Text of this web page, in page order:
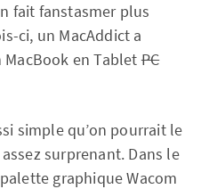
fait fanstasmer plus
ci, un MacAddict a
en TabletPC
simple qu’on pourrait le
surprenant. Dans le
graphique Wacom